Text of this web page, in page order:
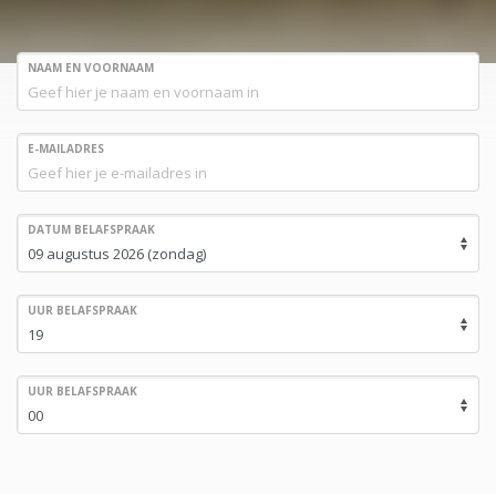
NAAM EN VOORNAAM
E-MAILADRES
DATUM BELAFSPRAAK
UUR BELAFSPRAAK
UUR BELAFSPRAAK